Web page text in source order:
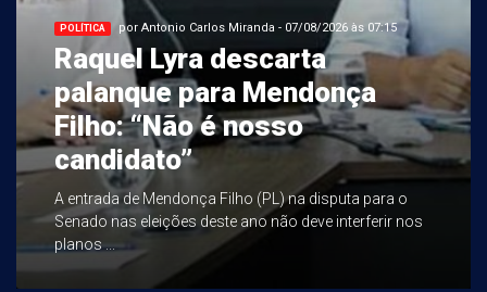
POLÍTICA por Antonio Carlos Miranda - 07/08/2026 às 07:15
Raquel Lyra descarta
palanque para Mendonça
Filho: “Não é nosso
candidato”
A entrada de Mendonça Filho (PL) na disputa para o
Senado nas eleições deste ano não deve interferir nos
planos ...